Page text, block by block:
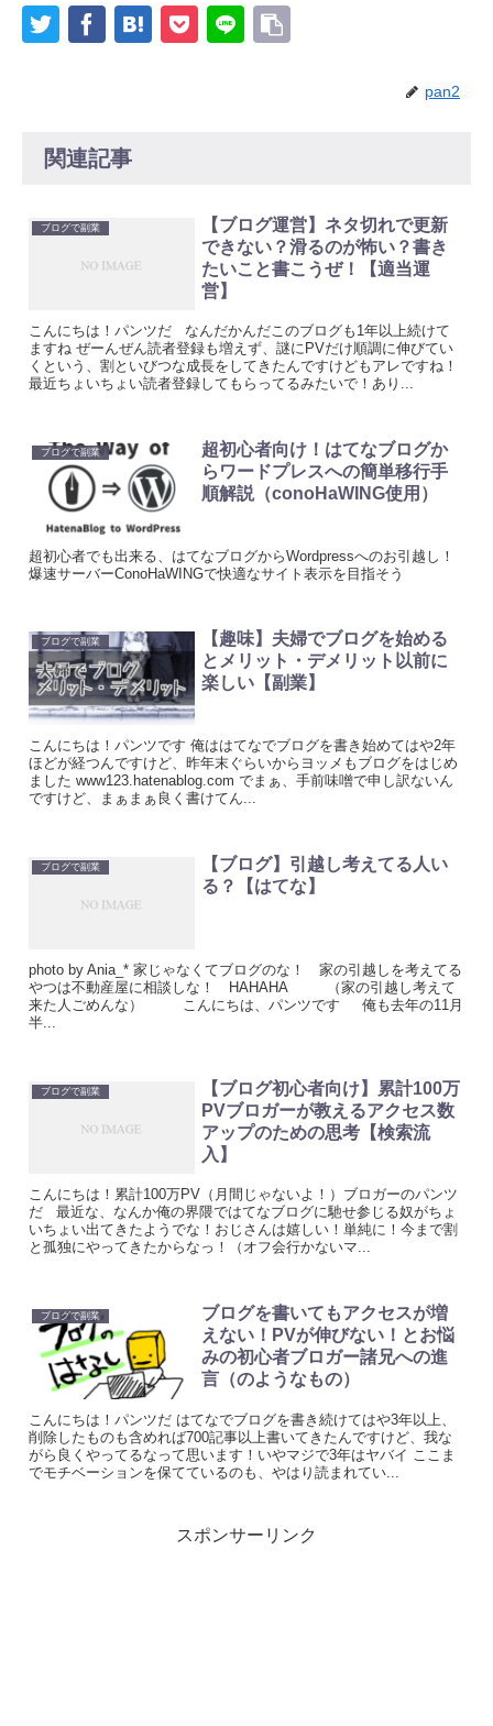
pan2
関連記事
ブログで副業
【ブログ運営】ネタ切れで更新
できない？滑るのが怖い？書き
たいこと書こうぜ！【適当運
営】
こんにちは！パンツだ なんだかんだこのブログも1年以上続けて
ますね ぜーんぜん読者登録も増えず、謎にPVだけ順調に伸びてい
くという、割といびつな成長をしてきたんですけどもアレですね！
最近ちょいちょい読者登録してもらってるみたいで！あり...
ブログで副業
超初心者向け！はてなブログか
らワードプレスへの簡単移行手
順解説（conoHaWING使用）
超初心者でも出来る、はてなブログからWordpressへのお引越し！
爆速サーバーConoHaWINGで快適なサイト表示を目指そう
ブログで副業
【趣味】夫婦でブログを始める
とメリット・デメリット以前に
楽しい【副業】
こんにちは！パンツです 俺ははてなでブログを書き始めてはや2年
ほどが経つんですけど、昨年末ぐらいからヨッメもブログをはじめ
ました www123.hatenablog.com でまぁ、手前味噌で申し訳ないん
ですけど、まぁまぁ良く書けてん...
ブログで副業
【ブログ】引越し考えてる人い
る？【はてな】
photo by Ania_* 家じゃなくてブログのな！ 家の引越しを考えてる
やつは不動産屋に相談しな！ HAHAHA （家の引越し考えて
来た人ごめんな） こんにちは、パンツです 俺も去年の11月
半...
ブログで副業
【ブログ初心者向け】累計100万
PVブロガーが教えるアクセス数
アップのための思考【検索流
入】
こんにちは！累計100万PV（月間じゃないよ！）ブロガーのパンツ
だ 最近な、なんか俺の界隈ではてなブログに馳せ参じる奴がちょ
いちょい出てきたようでな！おじさんは嬉しい！単純に！今まで割
と孤独にやってきたからなっ！（オフ会行かないマ...
ブログで副業
ブログを書いてもアクセスが増
えない！PVが伸びない！とお悩
みの初心者ブロガー諸兄への進
言（のようなもの）
こんにちは！パンツだ はてなでブログを書き続けてはや3年以上、
削除したものも含めれば700記事以上書いてきたんですけど、我な
がら良くやってるなって思います！いやマジで3年はヤバイ ここま
でモチベーションを保てているのも、やはり読まれてい...
スポンサーリンク